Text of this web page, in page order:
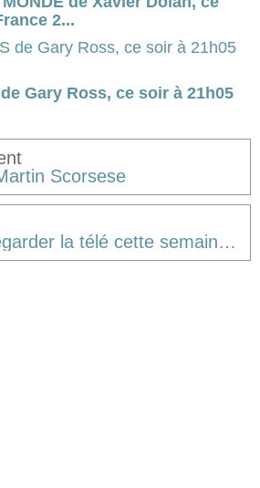
2...
Gary Ross, ce soir à 21h05
Scorsese
21 raisons de regarder la télé cette semaine... Ou pas.